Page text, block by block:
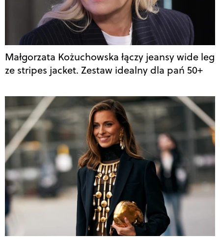
Małgorzata Kożuchowska łączy jeansy wide leg
ze stripes jacket. Zestaw idealny dla pań 50+